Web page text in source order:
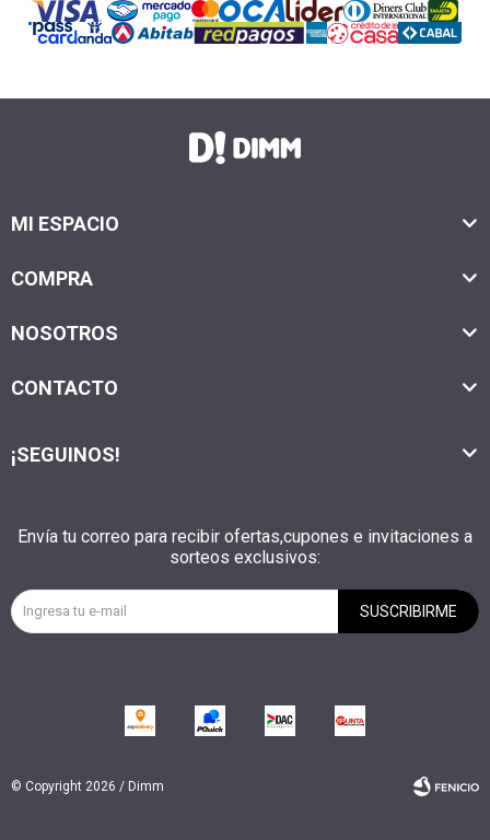
MI ESPACIO
COMPRA
NOSOTROS
CONTACTO
Envía tu correo para recibir ofertas,cupones e invitaciones a
sorteos exclusivos:
SUSCRIBIRME
¡SEGUINOS!
© Copyright 2026 / Dimm